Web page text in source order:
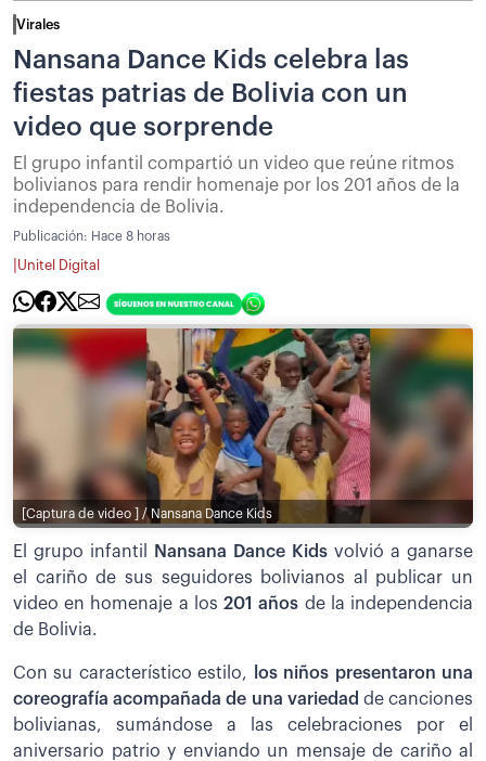
Virales
Nansana Dance Kids celebra las
fiestas patrias de Bolivia con un
video que sorprende
El grupo infantil compartió un video que reúne ritmos
bolivianos para rendir homenaje por los 201 años de la
independencia de Bolivia.
Publicación: Hace 8 horas
Unitel Digital
[Captura de video ] / Nansana Dance Kids
El grupo infantil Nansana Dance Kids volvió a ganarse
el cariño de sus seguidores bolivianos al publicar un
video en homenaje a los 201 años de la independencia
de Bolivia.
Con su característico estilo,
los niños presentaron una
coreografía acompañada de una variedad de canciones
bolivianas, sumándose a las celebraciones por el
aniversario patrio y enviando un mensaje de cariño al